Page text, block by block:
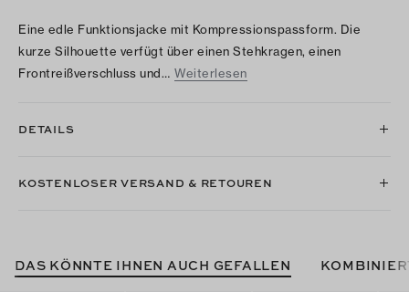
Eine edle Funktionsjacke mit Kompressionspassform. Die
kurze Silhouette verfügt über einen Stehkragen, einen
Frontreißverschluss und… Weiterlesen
DETAILS
KOSTENLOSER VERSAND & RETOUREN
DAS KÖNNTE IHNEN AUCH GEFALLEN